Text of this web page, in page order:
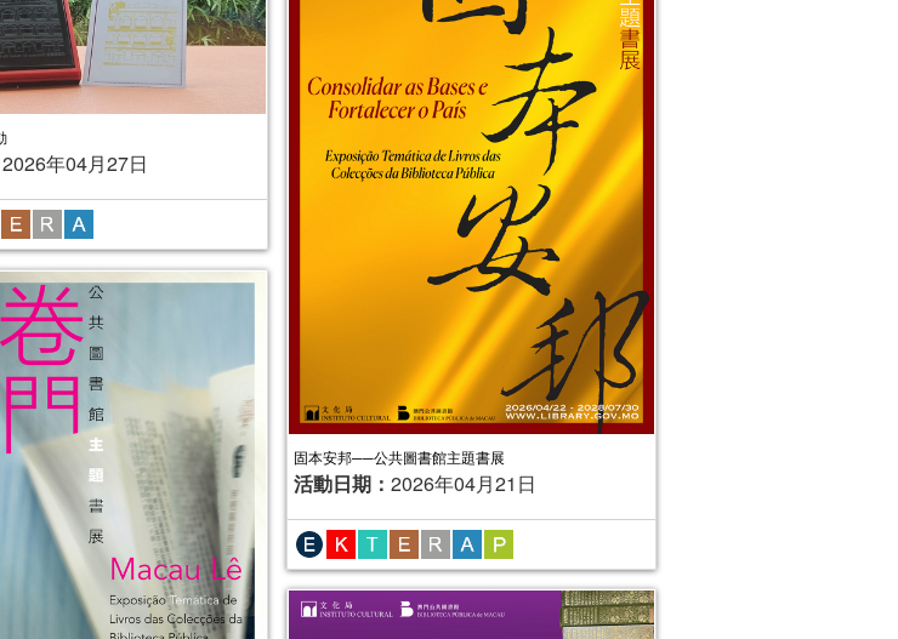
2026年04月27日
固本安邦──公共圖書館主題書展
活動日期： 2026年04月21日